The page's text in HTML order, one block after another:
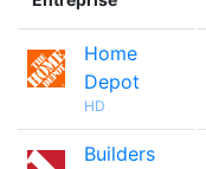
Home
Depot
HD
Builders